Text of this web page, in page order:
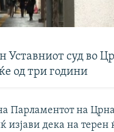
Уставниот суд во
од три години
Парламентот на
изјави дека на терен